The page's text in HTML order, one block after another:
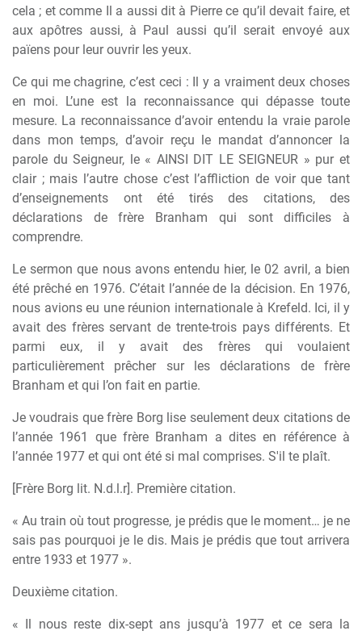
cela ; et comme Il a aussi dit à Pierre ce qu’il devait faire, et
aux apôtres aussi, à Paul aussi qu’il serait envoyé aux
païens pour leur ouvrir les yeux.
Ce qui me chagrine, c’est ceci : Il y a vraiment deux choses
en moi. L’une est la reconnaissance qui dépasse toute
mesure. La reconnaissance d’avoir entendu la vraie parole
dans mon temps, d’avoir reçu le mandat d’annoncer la
parole du Seigneur, le « AINSI DIT LE SEIGNEUR » pur et
clair ; mais l’autre chose c’est l’affliction de voir que tant
d’enseignements ont été tirés des citations, des
déclarations de frère Branham qui sont difficiles à
comprendre.
Le sermon que nous avons entendu hier, le 02 avril, a bien
été prêché en 1976. C’était l’année de la décision. En 1976,
nous avions eu une réunion internationale à Krefeld. Ici, il y
avait des frères servant de trente-trois pays différents. Et
parmi eux, il y avait des frères qui voulaient
particulièrement prêcher sur les déclarations de frère
Branham et qui l’on fait en partie.
Je voudrais que frère Borg lise seulement deux citations de
l’année 1961 que frère Branham a dites en référence à
l’année 1977 et qui ont été si mal comprises. S'il te plaît.
[Frère Borg lit. N.d.l.r]. Première citation.
« Au train où tout progresse, je prédis que le moment… je ne
sais pas pourquoi je le dis. Mais je prédis que tout arrivera
entre 1933 et 1977 ».
Deuxième citation.
« Il nous reste dix-sept ans jusqu’à 1977 et ce sera la